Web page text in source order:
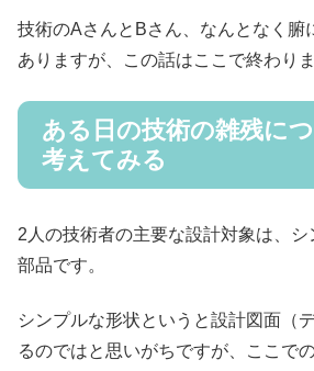
技術のAさんとBさん、なんとなく腑
ありますが、この話はここで終わりま
ある日の技術の雑残に
考えてみる
2人の技術者の主要な設計対象は、
部品です。
シンプルな形状というと設計図面（
るのではと思いがちですが、ここで